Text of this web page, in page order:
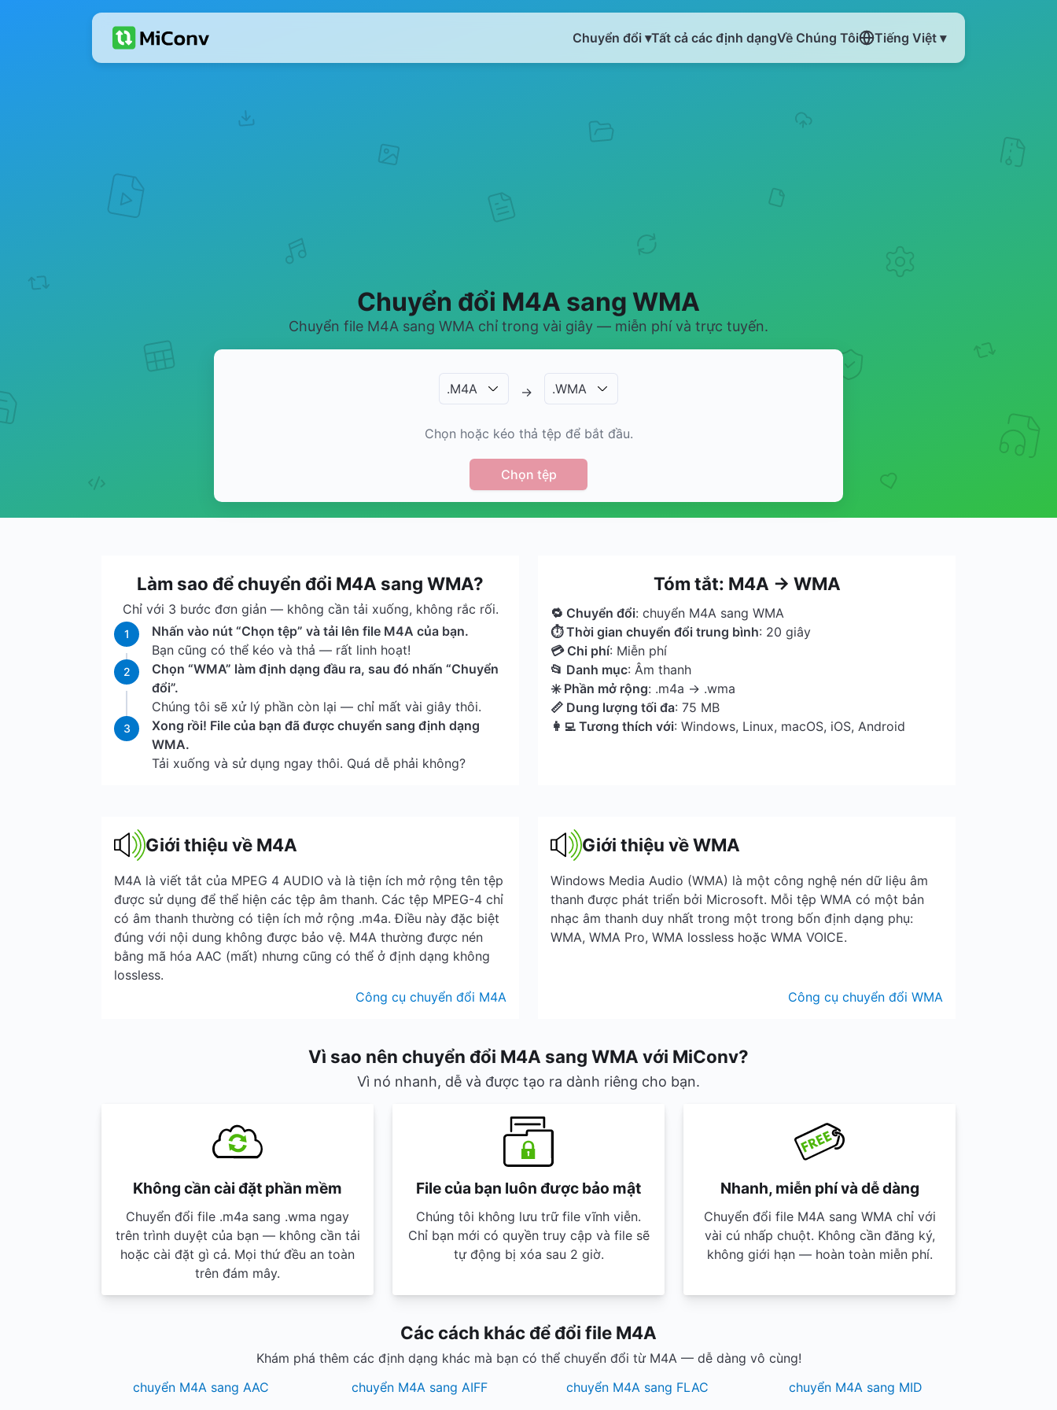
Chuyển đổi ▾Tất cả các định dạngVề Chúng Tôi Tiếng Việt ▾
Chuyển đổi M4A sang WMA
Chuyển file M4A sang WMA chỉ trong vài giây — miễn phí và trực tuyến.
.M4A → .WMA
Chọn hoặc kéo thả tệp để bắt đầu.
Chọn tệp
Làm sao để chuyển đổi M4A sang WMA?
Chỉ với 3 bước đơn giản — không cần tải xuống, không rắc rối.
1
Nhấn vào nút “Chọn tệp” và tải lên file M4A của bạn.
Bạn cũng có thể kéo và thả — rất linh hoạt!
2
Chọn “WMA” làm định dạng đầu ra, sau đó nhấn “Chuyển
đổi”.
Chúng tôi sẽ xử lý phần còn lại — chỉ mất vài giây thôi.
3
Xong rồi! File của bạn đã được chuyển sang định dạng
WMA.
Tải xuống và sử dụng ngay thôi. Quá dễ phải không?
Tóm tắt: M4A → WMA
🔁 Chuyển đổi: chuyển M4A sang WMA
⏱ Thời gian chuyển đổi trung bình: 20 giây
💳 Chi phí: Miễn phí
📂 Danh mục: Âm thanh
✳️ Phần mở rộng: .m4a → .wma
📏 Dung lượng tối đa: 75 MB
👩‍💻 Tương thích với: Windows, Linux, macOS, iOS, Android
Giới thiệu về M4A
M4A là viết tắt của MPEG 4 AUDIO và là tiện ích mở rộng tên tệp
được sử dụng để thể hiện các tệp âm thanh. Các tệp MPEG-4 chỉ
có âm thanh thường có tiện ích mở rộng .m4a. Điều này đặc biệt
đúng với nội dung không được bảo vệ. M4A thường được nén
bằng mã hóa AAC (mất) nhưng cũng có thể ở định dạng không
lossless.
Công cụ chuyển đổi M4A
Giới thiệu về WMA
Windows Media Audio (WMA) là một công nghệ nén dữ liệu âm
thanh được phát triển bởi Microsoft. Mỗi tệp WMA có một bản
nhạc âm thanh duy nhất trong một trong bốn định dạng phụ:
WMA, WMA Pro, WMA lossless hoặc WMA VOICE.
Công cụ chuyển đổi WMA
Vì sao nên chuyển đổi M4A sang WMA với MiConv?
Vì nó nhanh, dễ và được tạo ra dành riêng cho bạn.
Không cần cài đặt phần mềm
Chuyển đổi file .m4a sang .wma ngay
trên trình duyệt của bạn — không cần tải
hoặc cài đặt gì cả. Mọi thứ đều an toàn
trên đám mây.
File của bạn luôn được bảo mật
Chúng tôi không lưu trữ file vĩnh viễn.
Chỉ bạn mới có quyền truy cập và file sẽ
tự động bị xóa sau 2 giờ.
Nhanh, miễn phí và dễ dàng
Chuyển đổi file M4A sang WMA chỉ với
vài cú nhấp chuột. Không cần đăng ký,
không giới hạn — hoàn toàn miễn phí.
Các cách khác để đổi file M4A
Khám phá thêm các định dạng khác mà bạn có thể chuyển đổi từ M4A — dễ dàng vô cùng!
chuyển M4A sang AAC
chuyển M4A sang AIFF chuyển M4A sang FLAC chuyển M4A sang MID